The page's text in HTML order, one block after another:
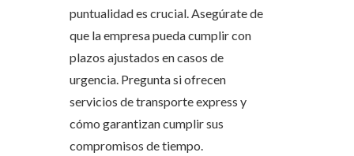
puntualidad es crucial. Asegúrate de
que la empresa pueda cumplir con
plazos ajustados en casos de
urgencia. Pregunta si ofrecen
servicios de transporte express y
cómo garantizan cumplir sus
compromisos de tiempo.